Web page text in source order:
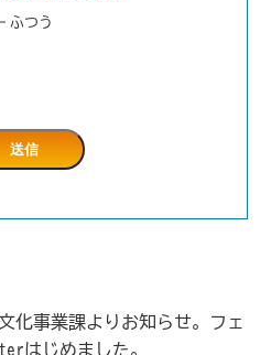
ふつう
化事業課よりお知らせ。フェ
はじめました。